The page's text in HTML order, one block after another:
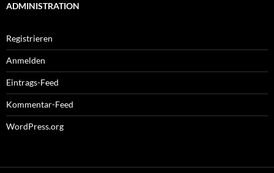
ADMINISTRATION
Registrieren
Anmelden
Eintrags-Feed
Kommentar-Feed
WordPress.org